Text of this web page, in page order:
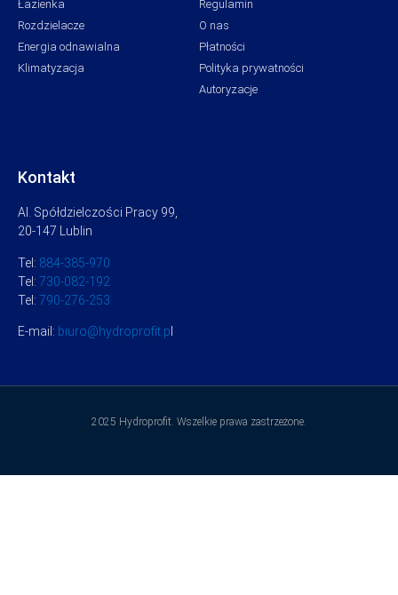
Łazienka
Rozdzielacze
Energia odnawialna
Klimatyzacja
Regulamin
O nas
Płatności
Polityka prywatności
Autoryzacje
Kontakt
Al. Spółdzielczości Pracy 99,
20-147 Lublin
Tel: 884-385-970
Tel: 730-082-192
Tel: 790-276-253
E-mail: biuro@hydroprofit.p
2025 Hydroprofit. Wszelkie prawa zastrzeżone.